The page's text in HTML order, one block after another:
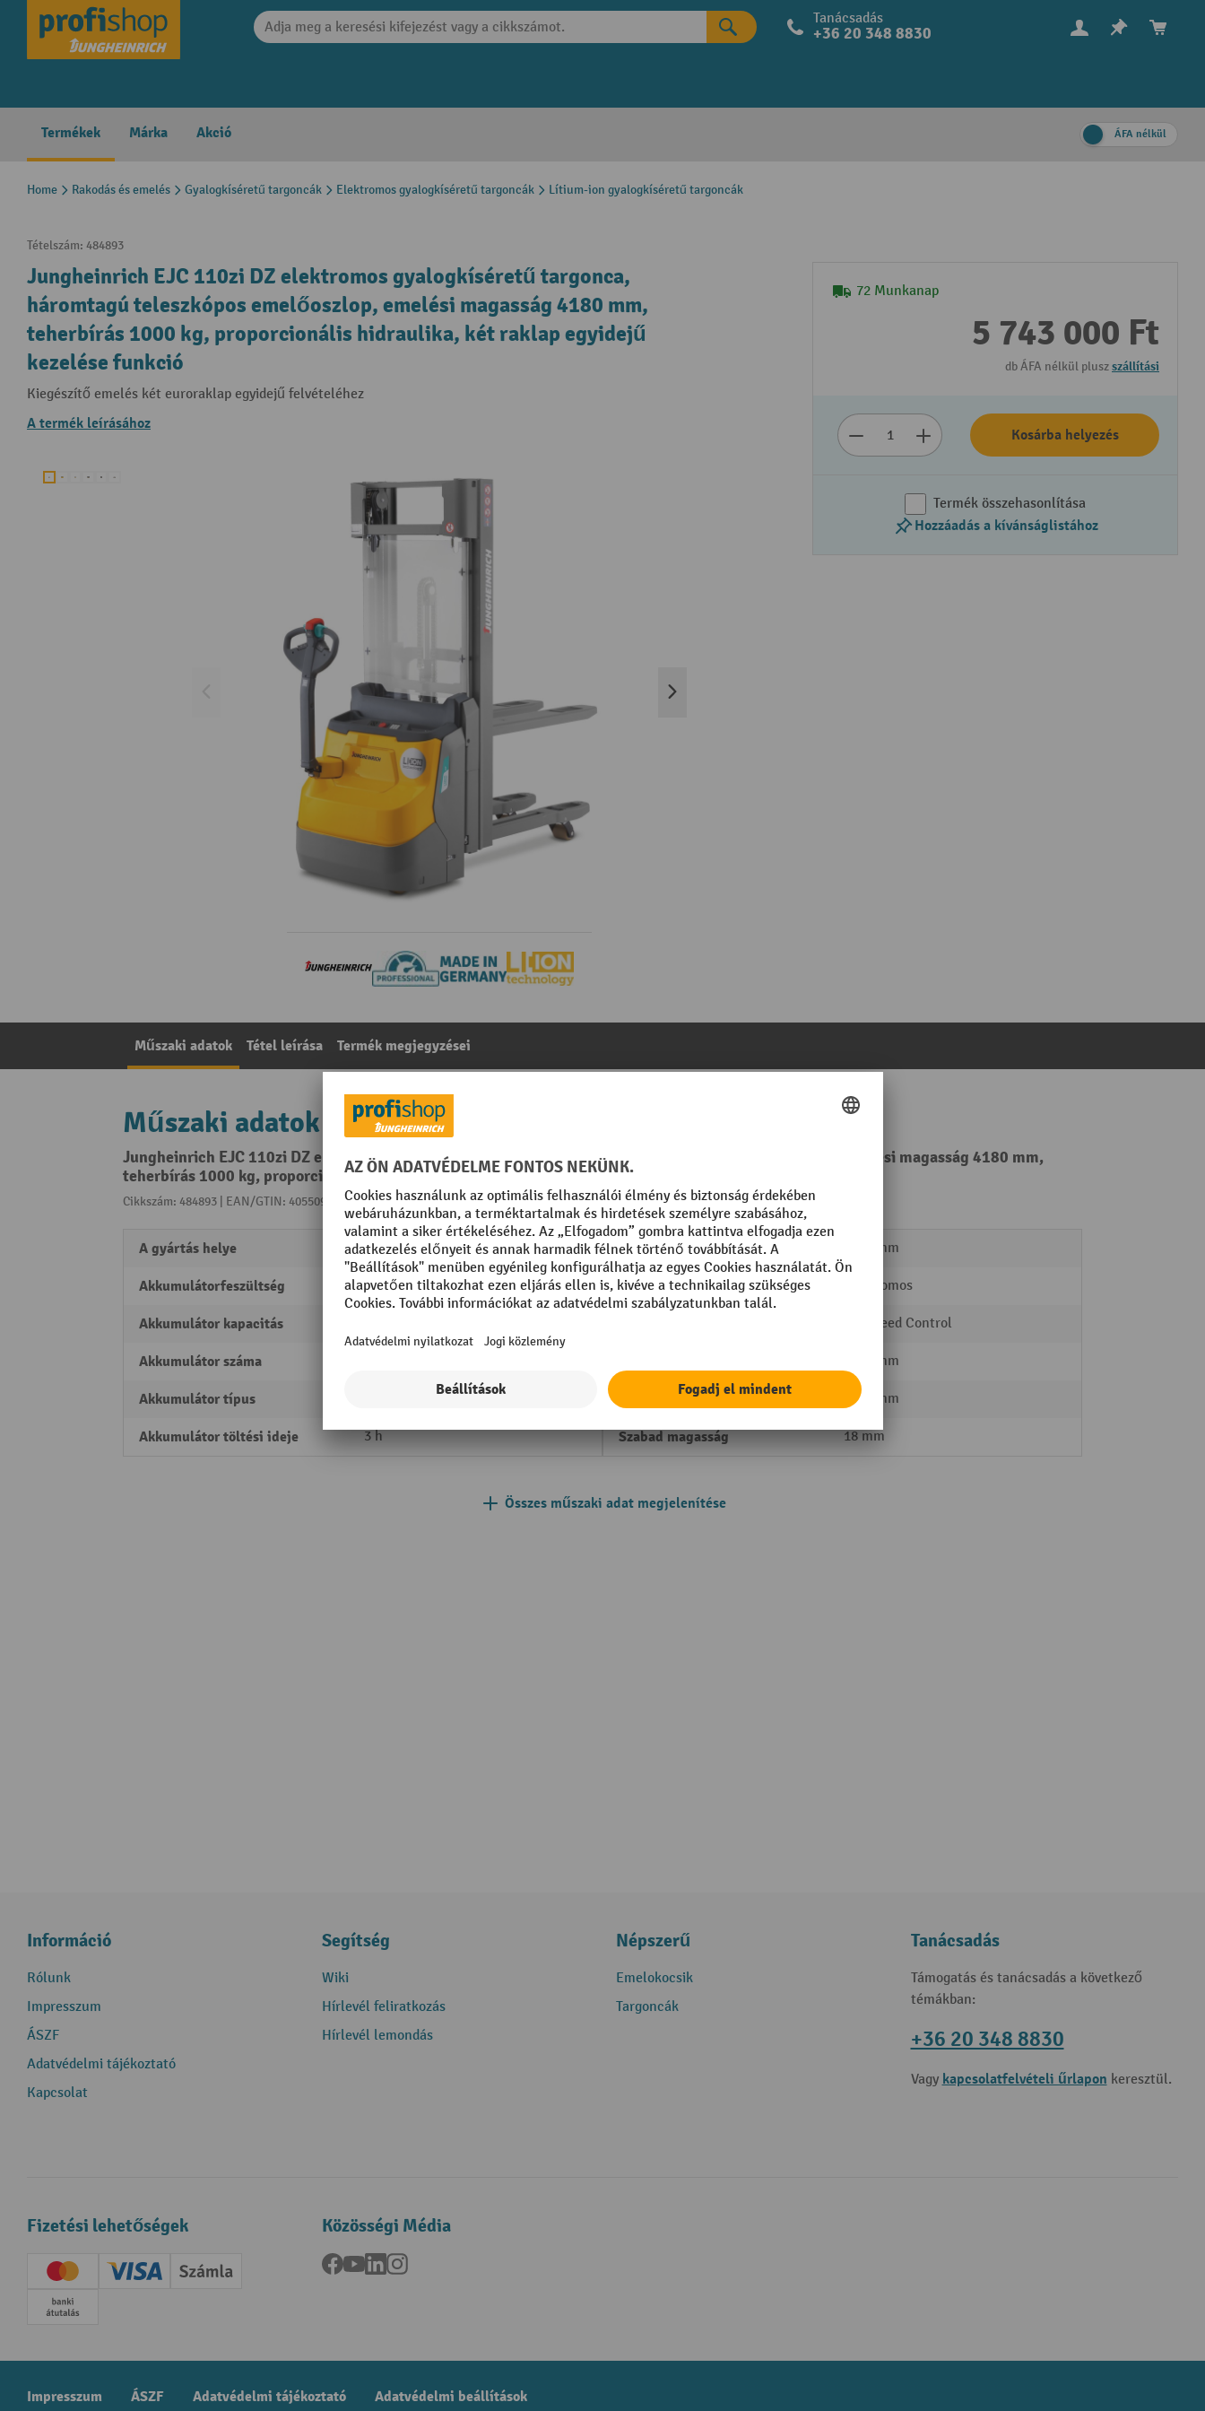
Skip to main navigation Tanácsadás
+36 20 348 8830
Termékek Márka Akció ÁFA nélkül
Home Rakodás és emelés Gyalogkíséretű targoncák Elektromos gyalogkíséretű targoncák Lítium-ion gyalogkíséretű targoncák
Tételszám: 484893
Jungheinrich EJC 110zi DZ elektromos gyalogkíséretű targonca,
háromtagú teleszkópos emelőoszlop, emelési magasság 4180 mm,
teherbírás 1000 kg, proporcionális hidraulika, két raklap egyidejű
kezelése funkció
Kiegészítő emelés két euroraklap egyidejű felvételéhez
A termék leírásához
72 Munkanap
5 743 000 Ft
db ÁFA nélkül pluszszállítási
Kosárba helyezés
Termék összehasonlítása
Hozzáadás a kívánságlistához
Műszaki adatok Tétel leírása Termék megjegyzései
Műszaki adatok
Jungheinrich EJC 110zi DZ elektromos gyalogkíséretű targonca, háromtagú teleszkópos emelőoszlop, emelési magasság 4180 mm,
teherbírás 1000 kg, proporcionális hidraulika, két raklap egyidejű kezelése funkció
Cikkszám: 484893 | EAN/GTIN: 4055091317236A kategóriából:Lítium-ion gyalogkíséretű targoncák
A gyártás helye Made in Germany
Akkumulátorfeszültség 24 V/per unit
Akkumulátor kapacitás
Akkumulátor száma
Akkumulátor típus
Akkumulátor töltési ideje 3 h
Maximális emelési magasság 4180 mm
Meghajtás elektromos
AC Speed Control
2186 mm
Szabademelés 1338 mm
Szabad magasság 18 mm
Összes műszaki adat megjelenítése
Információ
Rólunk
Impresszum
ÁSZF
Adatvédelmi tájékoztató
Kapcsolat
Segítség
Wiki
Hírlevél feliratkozás
Hírlevél lemondás
Népszerű
Emelokocsik
Targoncák
Tanácsadás
Támogatás és tanácsadás a következő
témákban:
+36 20 348 8830
Vagy kapcsolatfelvételi űrlapon keresztül.
Fizetési lehetőségek
Creditcard (Master)Creditcard (Visa)
Számla
Előrefizetés
Közösségi Média
Facebook
YouTubeLinkedInInstagram
Impresszum ÁSZF Adatvédelmi tájékoztató Adatvédelmi beállítások